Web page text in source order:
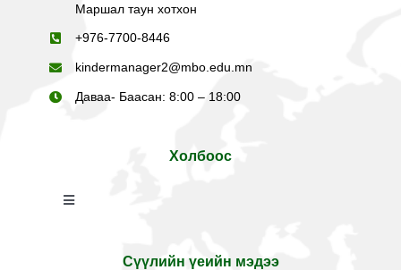
Маршал таун хотхон
+976-7700-8446
kindermanager2@mbo.edu.mn
Даваа- Баасан: 8:00 – 18:00
Холбоос
Toggle
Сүүлийн үеийн мэдээ